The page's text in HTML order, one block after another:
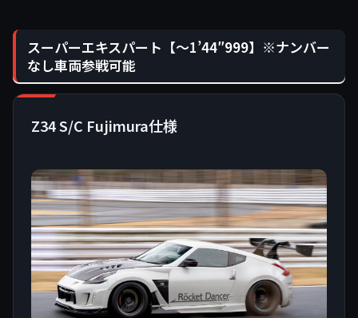
スーパーエキスパート【〜1’44″999】※ナンバー
なし車両参戦可能
Z34 S/C Fujimura仕様